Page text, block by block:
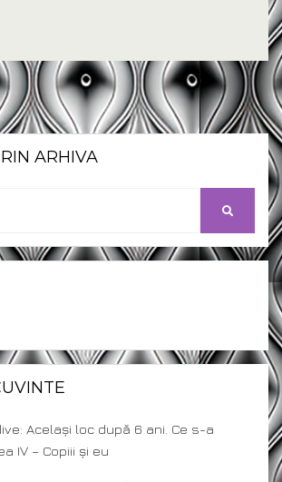
ARHIVA
SEARCH
Același loc după 6 ani. Ce s-a
IV – Copiii și eu